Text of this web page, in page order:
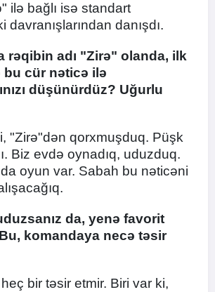
ilə bağlı isə standart
danışdı.
rəqibin adı "Zirə" olanda, ilk
cür nəticə ilə
düşünürdüz? Uğurlu
"Zirə"dən qorxmuşduq. Püşk
Biz evdə oynadıq, uduzduq.
oyun var. Sabah bu nəticəni
da, yenə favorit
komandaya necə təsir
bir təsir etmir. Biri var ki,